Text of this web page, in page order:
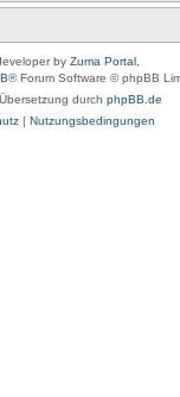
by Zuma Portal
® Forum Software © phpBB
durch phpBB.de
| Nutzungsbedingungen